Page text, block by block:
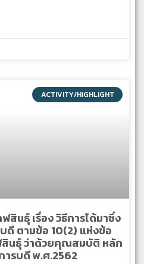
ACTIVITY/HIGHLIGHT
สินธุ์ เรื่อง วิธีการได้มาซึ่ง
ดี ตามข้อ 10(2) แห่งข้อ
นธุ์ ว่าด้วยคุณสมบัติ หลัก
ารบดี พ.ศ.2562